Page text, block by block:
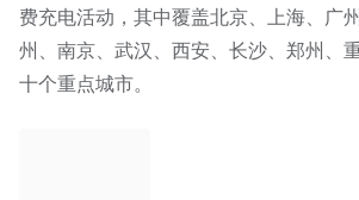
费充电活动，其中覆盖北京、上海、广
州、南京、武汉、西安、长沙、郑州、
十个重点城市。